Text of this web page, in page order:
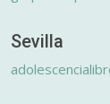
Sevilla